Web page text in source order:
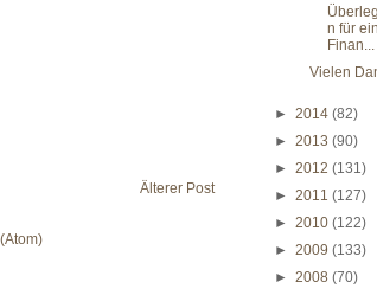
Älterer Post
n für
Finan...
Vielen
► 2014 (82)
► 2013 (90)
► 2012 (131)
► 2011 (127)
► 2010 (122)
► 2009 (133)
► 2008 (70)